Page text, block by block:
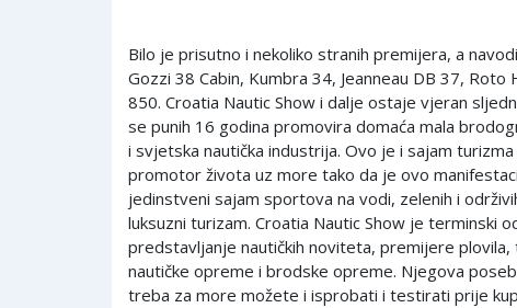
Bilo je prisutno i nekoliko stranih premijera, a
Gozzi 38 Cabin, Kumbra 34, Jeanneau DB 37,
850. Croatia Nautic Show i dalje ostaje vjeran
se punih 16 godina promovira domaća mala
i svjetska nautička industrija. Ovo je i sajam
promotor života uz more tako da je ovo
jedinstveni sajam sportova na vodi, zelenih i
luksuzni turizam. Croatia Nautic Show je terminski
predstavljanje nautičkih noviteta, premijere
nautičke opreme i brodske opreme. Njegova
treba za more možete i isprobati i testirati prije